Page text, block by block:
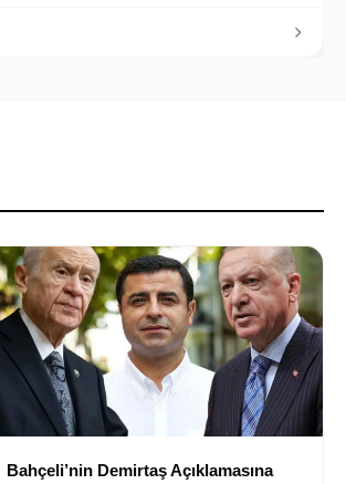
Bahçeli’nin Demirtaş Açıklamasına